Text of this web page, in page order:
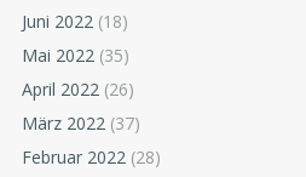
Juni 2022 (18)
Mai 2022 (35)
April 2022 (26)
März 2022 (37)
Februar 2022 (28)